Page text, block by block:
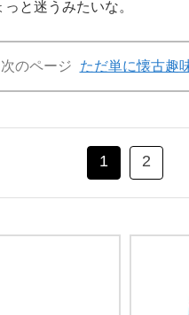
と迷うみたいな。
次のページ ただ単に懐古趣
1 2